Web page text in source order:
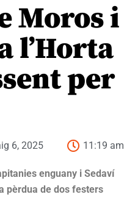
Moros i
l’Horta
per
6, 2025 11:19 am
enguany i Sedaví
pèrdua de dos festers